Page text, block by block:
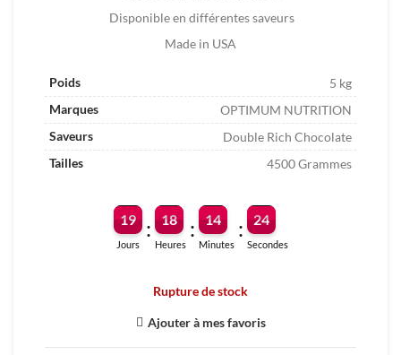
Disponible en différentes saveurs
Made in USA
Poids
5 kg
Marques
OPTIMUM NUTRITION
Saveurs
Double Rich Chocolate
Tailles
4500 Grammes
19
Jours
: 18
Heures
: 14
Minutes
: 23
Secondes
Rupture de stock
Ajouter à mes favoris